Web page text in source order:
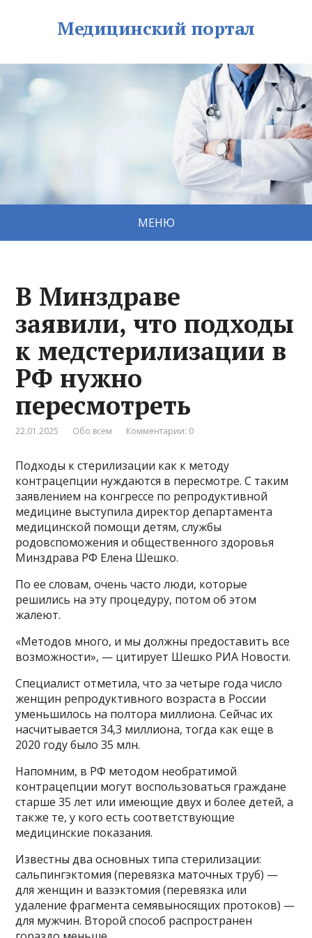
Медицинский портал
МЕНЮ
В Минздраве
заявили, что подходы
к медстерилизации в
РФ нужно
пересмотреть
22.01.2025 Обо всем Комментарии: 0
Подходы к стерилизации как к методу
контрацепции нуждаются в пересмотре. С таким
заявлением на конгрессе по репродуктивной
медицине выступила директор департамента
медицинской помощи детям, службы
родовспоможения и общественного здоровья
Минздрава РФ Елена Шешко.
По ее словам, очень часто люди, которые
решились на эту процедуру, потом об этом
жалеют.
«Методов много, и мы должны предоставить все
возможности», — цитирует Шешко РИА Новости.
Специалист отметила, что за четыре года число
женщин репродуктивного возраста в России
уменьшилось на полтора миллиона. Сейчас их
насчитывается 34,3 миллиона, тогда как еще в
2020 году было 35 млн.
Напомним, в РФ методом необратимой
контрацепции могут воспользоваться граждане
старше 35 лет или имеющие двух и более детей, а
также те, у кого есть соответствующие
медицинские показания.
Известны два основных типа стерилизации:
сальпингэктомия (перевязка маточных труб) —
для женщин и вазэктомия (перевязка или
удаление фрагмента семявыносящих протоков) —
для мужчин. Второй способ распространен